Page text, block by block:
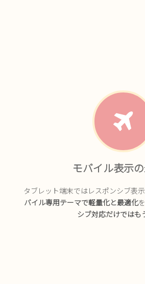
モバイル表示
タブレット端末ではレスポンシブ表
バイル専用テーマで軽量化と最適化
シブ対応だけではも